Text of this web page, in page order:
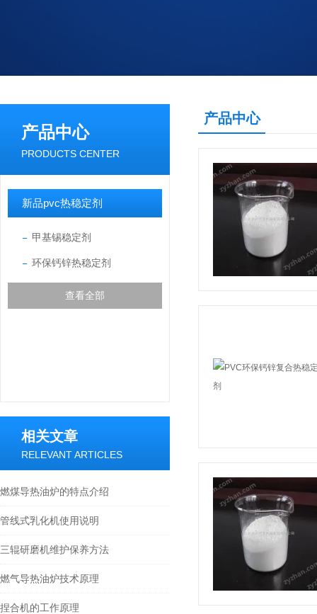
产品中心
PRODUCTS CENTER
新品pvc热稳定剂
甲基锡稳定剂
环保钙锌热稳定剂
查看全部
相关文章
RELEVANT ARTICLES
燃煤导热油炉的特点介绍
管线式乳化机使用说明
三辊研磨机维护保养方法
燃气导热油炉技术原理
捏合机的工作原理
产品中心